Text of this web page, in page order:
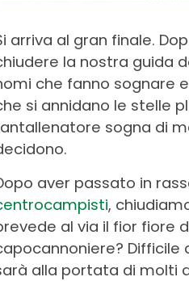
arriva al gran finale.
la nostra guida
che fanno sognare
si annidano le stelle
sogna di
aver passato in
,
al via il fior fiore
alla portata di molti